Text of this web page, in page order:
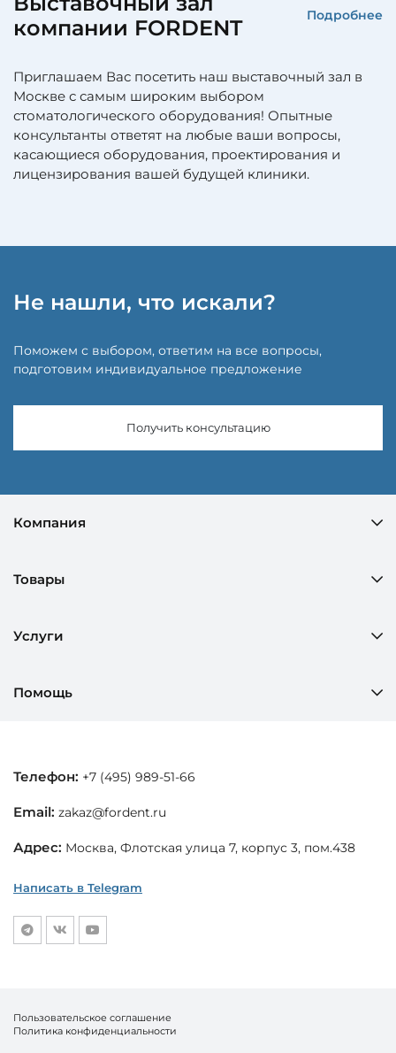
компании FORDENT
Подробнее
Приглашаем Вас посетить наш выставочный зал в
Москве с самым широким выбором
стоматологического оборудования! Опытные
консультанты ответят на любые ваши вопросы,
касающиеся оборудования, проектирования и
лицензирования вашей будущей клиники.
Не нашли, что искали?
Поможем с выбором, ответим на все вопросы,
подготовим индивидуальное предложение
Получить консультацию
Компания
Товары
Услуги
Помощь
Телефон: +7 (495) 989-51-66
Email: zakaz@fordent.ru
Адрес: Москва, Флотская улица 7, корпус 3, пом.438
Написать в Telegram
Пользовательское соглашение
Политика конфиденциальности